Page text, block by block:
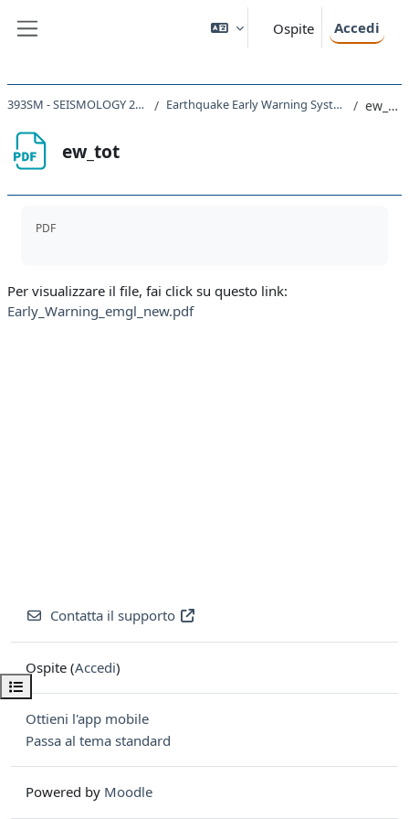
Ospite Accedi
Apri indice del corso
393SM - SEISMOLOGY 2023 Earthquake Early Warning Systems ew_tot
ew_tot
PDF
Per visualizzare il file, fai click su questo link:
Early_Warning_emgl_new.pdf
Contatta il supporto
Ospite (Accedi)
Ottieni l'app mobile
Passa al tema standard
Powered by Moodle